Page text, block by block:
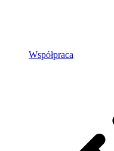
Współpraca